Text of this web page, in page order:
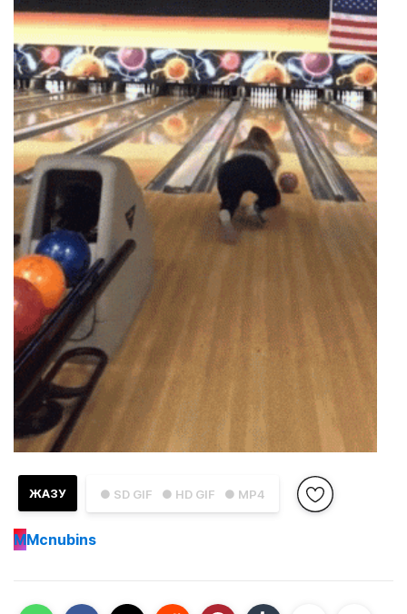
● SD GIF ● HD GIF ● MP4
ЖАЗУ
MMcnubins